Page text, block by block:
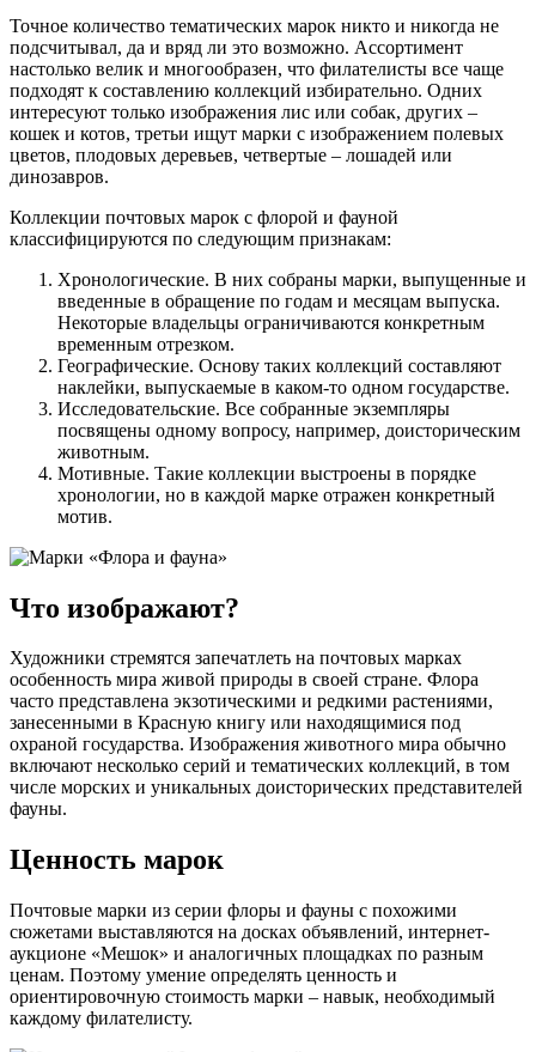
Точное количество тематических марок никто и никогда не
подсчитывал, да и вряд ли это возможно. Ассортимент
настолько велик и многообразен, что филателисты все чаще
подходят к составлению коллекций избирательно. Одних
интересуют только изображения лис или собак, других –
кошек и котов, третьи ищут марки с изображением полевых
цветов, плодовых деревьев, четвертые – лошадей или
динозавров.
Коллекции почтовых марок с флорой и фауной
классифицируются по следующим признакам:
Хронологические. В них собраны марки, выпущенные и
введенные в обращение по годам и месяцам выпуска.
Некоторые владельцы ограничиваются конкретным
временным отрезком.
Географические. Основу таких коллекций составляют
наклейки, выпускаемые в каком-то одном государстве.
Исследовательские. Все собранные экземпляры
посвящены одному вопросу, например, доисторическим
животным.
Мотивные. Такие коллекции выстроены в порядке
хронологии, но в каждой марке отражен конкретный
мотив.
Что изображают?
Художники стремятся запечатлеть на почтовых марках
особенность мира живой природы в своей стране. Флора
часто представлена экзотическими и редкими растениями,
занесенными в Красную книгу или находящимися под
охраной государства. Изображения животного мира обычно
включают несколько серий и тематических коллекций, в том
числе морских и уникальных доисторических представителей
фауны.
Ценность марок
Почтовые марки из серии флоры и фауны с похожими
сюжетами выставляются на досках объявлений, интернет-
аукционе «Мешок» и аналогичных площадках по разным
ценам. Поэтому умение определять ценность и
ориентировочную стоимость марки – навык, необходимый
каждому филателисту.